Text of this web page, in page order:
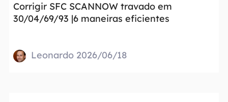
Corrigir SFC SCANNOW travado em
30/04/69/93 |6 maneiras eficientes
Leonardo 2026/06/18